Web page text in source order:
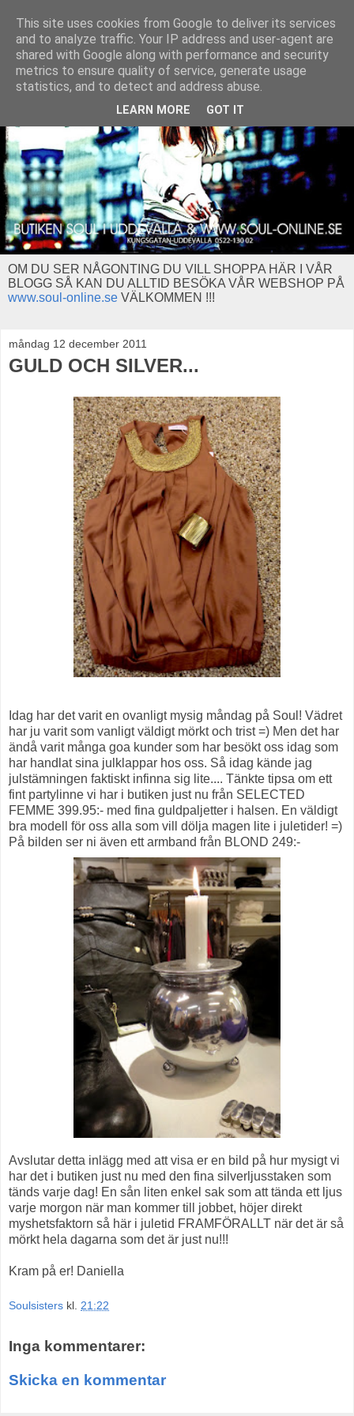
OM DU SER NÅGONTING DU VILL SHOPPA HÄR I VÅR
BLOGG SÅ KAN DU ALLTID BESÖKA VÅR WEBSHOP PÅ
www.soul-online.se VÄLKOMMEN !!!
måndag 12 december 2011
GULD OCH SILVER...
Idag har det varit en ovanligt mysig måndag på Soul! Vädret
har ju varit som vanligt väldigt mörkt och trist =) Men det har
ändå varit många goa kunder som har besökt oss idag som
har handlat sina julklappar hos oss. Så idag kände jag
julstämningen faktiskt infinna sig lite.... Tänkte tipsa om ett
fint partylinne vi har i butiken just nu från SELECTED
FEMME 399.95:- med fina guldpaljetter i halsen. En väldigt
bra modell för oss alla som vill dölja magen lite i juletider! =)
På bilden ser ni även ett armband från BLOND 249:-
Avslutar detta inlägg med att visa er en bild på hur mysigt vi
har det i butiken just nu med den fina silverljusstaken som
tänds varje dag! En sån liten enkel sak som att tända ett ljus
varje morgon när man kommer till jobbet, höjer direkt
myshetsfaktorn så här i juletid FRAMFÖRALLT när det är så
mörkt hela dagarna som det är just nu!!!
Kram på er! Daniella
Soulsisters kl. 21:22
Inga kommentarer:
Skicka en kommentar
This site uses cookies from Google to deliver its services
and to analyze traffic. Your IP address and user-agent are
shared with Google along with performance and security
metrics to ensure quality of service, generate usage
statistics, and to detect and address abuse.
LEARN MORE GOT IT